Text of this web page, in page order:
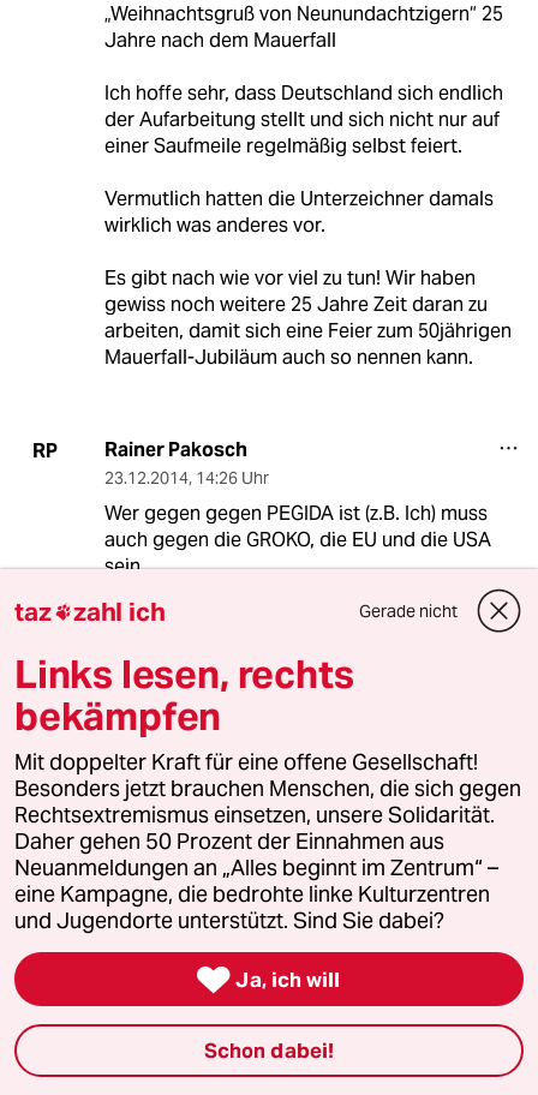
„Weihnachtsgruß von Neunundachtzigern“ 25
Jahre nach dem Mauerfall
Ich hoffe sehr, dass Deutschland sich endlich
der Aufarbeitung stellt und sich nicht nur auf
einer Saufmeile regelmäßig selbst feiert.
Vermutlich hatten die Unterzeichner damals
wirklich was anderes vor.
Es gibt nach wie vor viel zu tun! Wir haben
gewiss noch weitere 25 Jahre Zeit daran zu
arbeiten, damit sich eine Feier zum 50jährigen
Mauerfall-Jubiläum auch so nennen kann.
RP Rainer Pakosch
23.12.2014, 14:26 Uhr
Wer gegen gegen PEGIDA ist (z.B. Ich) muss
auch gegen die GROKO, die EU und die USA
sein.
Die Pegida redet nur (bisher); die anderen
F Frost
23.12.2014,10:31 Uhr
Schröder fordert einen Aufstand der
Anständigen!? Da wird Schröder wohl nicht
dazugehören.Ein Mensch mit solch einem
schlechten Karma sollte sich am besten da
raushalten.
22.12.2014,18:19 Uhr
Diese Antwort war schon lange überfällig,
taz zahl ich Gerade nicht
Links lesen, rechts
bekämpfen
Mit doppelter Kraft für eine offene Gesellschaft!
Besonders jetzt brauchen Menschen, die sich gegen
Rechtsextremismus einsetzen, unsere Solidarität.
Daher gehen 50 Prozent der Einnahmen aus
Neuanmeldungen an „Alles beginnt im Zentrum“ –
eine Kampagne, die bedrohte linke Kulturzentren
und Jugendorte unterstützt. Sind Sie dabei?
 Ja, ich will
Schon dabei!